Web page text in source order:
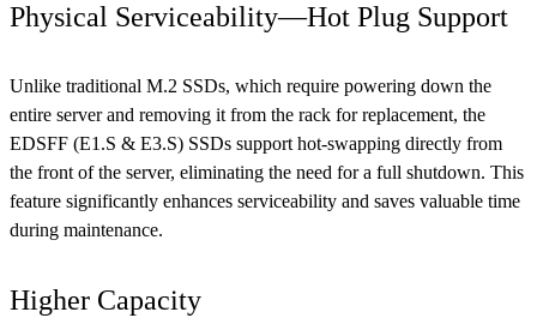
Physical Serviceability—Hot Plug Support
Unlike traditional M.2 SSDs, which require powering down the
entire server and removing it from the rack for replacement, the
EDSFF (E1.S & E3.S) SSDs support hot-swapping directly from
the front of the server, eliminating the need for a full shutdown. This
feature significantly enhances serviceability and saves valuable time
during maintenance.
Higher Capacity